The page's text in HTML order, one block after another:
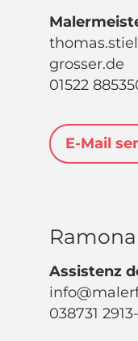
grosser.de
01522
E-Mail
Assistenz
038731